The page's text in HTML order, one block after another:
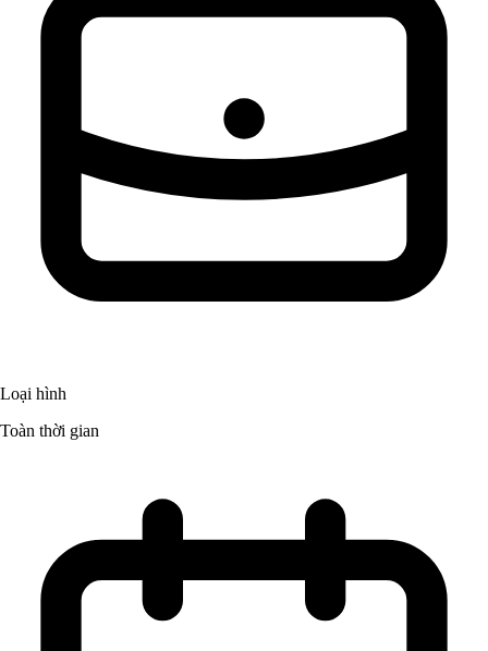
Loại hình
Toàn thời gian